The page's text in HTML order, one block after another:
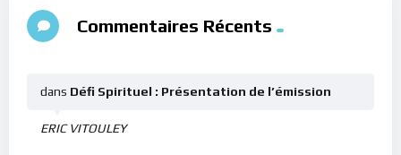
Commentaires Récents
ERIC VITOULEY
dans Défi Spirituel : Présentation de l’émission